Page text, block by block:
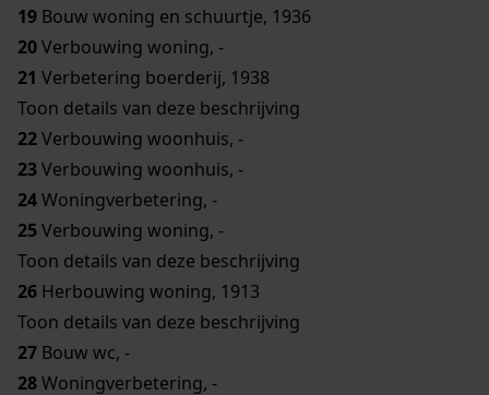
19 Bouw woning en schuurtje, 1936
20Verbouwing woning, -
21 Verbetering boerderij, 1938
Toon details van deze beschrijving
22Verbouwing woonhuis, -
23Verbouwing woonhuis, -
24Woningverbetering, -
25Verbouwing woning, -
Toon details van deze beschrijving
26 Herbouwing woning, 1913
Toon details van deze beschrijving
27 Bouw wc, -
28Woningverbetering, -